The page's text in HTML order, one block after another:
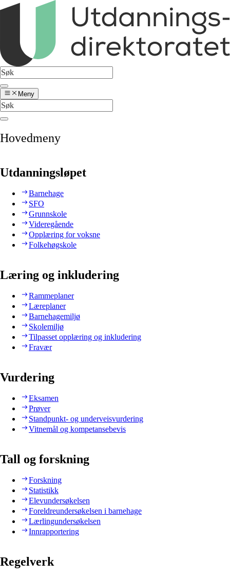
Meny
Hovedmeny
Utdanningsløpet
Barnehage
SFO
Grunnskole
Videregående
Opplæring for voksne
Folkehøgskole
Læring og inkludering
Rammeplaner
Læreplaner
Barnehagemiljø
Skolemiljø
Tilpasset opplæring og inkludering
Fravær
Vurdering
Eksamen
Prøver
Standpunkt- og underveisvurdering
Vitnemål og kompetansebevis
Tall og forskning
Forskning
Statistikk
Elevundersøkelsen
Foreldreundersøkelsen i barnehage
Lærlingundersøkelsen
Innrapportering
Regelverk